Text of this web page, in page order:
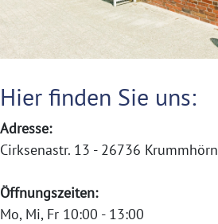
Hier finden Sie uns:
Adresse:
Cirksenastr. 13 - 26736 Krummhörn
Öffnungszeiten:
Mo, Mi, Fr 10:00 - 13:00